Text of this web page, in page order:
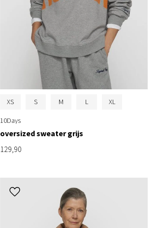
XS S M L XL
10Days
oversized sweater grijs
129,90